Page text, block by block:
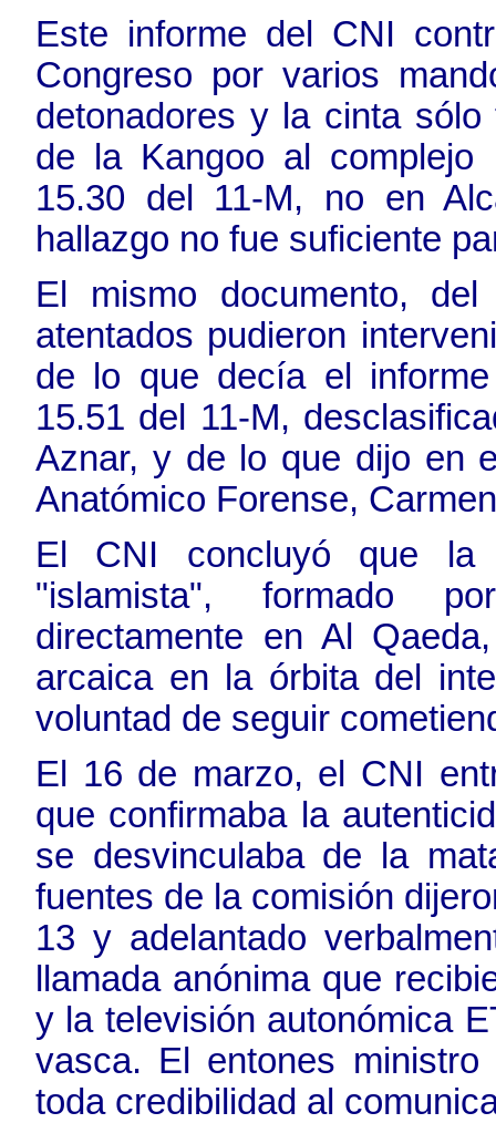
Este informe del CNI
Congreso por varios
detonadores y la cinta
de la Kangoo al complejo
15.30 del 11-M, no en
hallazgo no fue suficiente
El mismo documento,
atentados pudieron
de lo que decía el
15.51 del 11-M,
Aznar, y de lo que dijo en
Anatómico Forense,
El CNI concluyó que
"islamista", formado
directamente en Al
arcaica en la órbita del
voluntad de seguir
El 16 de marzo, el CNI
que confirmaba la
se desvinculaba de la
fuentes de la comisión
13 y adelantado
llamada anónima que
y la televisión autonómica
vasca. El entones
toda credibilidad al